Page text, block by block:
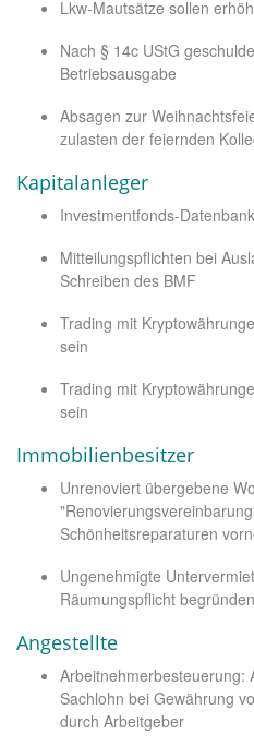
Lkw-Mautsätze sollen
Nach § 14c UStG
Betriebsausgabe
Absagen zur
zulasten der feiernden
Kapitalanleger
Investmentfonds-
Mitteilungspflichten bei
Schreiben des BMF
Trading mit
sein
Trading mit
sein
Immobilienbesitzer
Unrenoviert übergebene
Schönheitsreparaturen
Ungenehmigte
Räumungspflicht begründen
Angestellte
Arbeitnehmerbesteuerung:
Sachlohn bei Gewährung
durch Arbeitgeber